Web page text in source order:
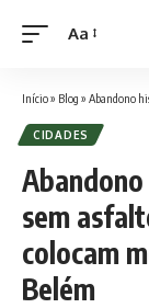
Font
Aa
Início» Blog » Abandono
CIDADES
sem
colocam
Belém